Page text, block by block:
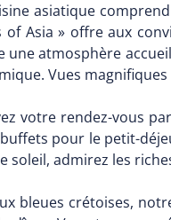
asiatique
of Asia » offre aux
atmosphère
Vues magnifiques
votre rendez-vous
pour le petit-
soleil, admirez les
bleues crétoises,